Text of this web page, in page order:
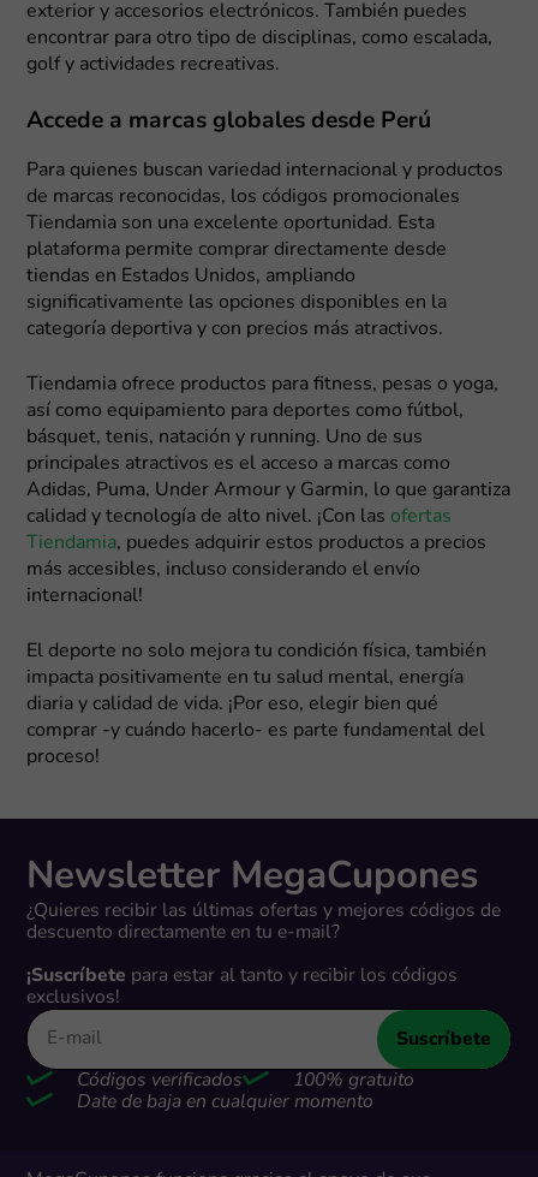
exterior y accesorios electrónicos. También puedes
encontrar para otro tipo de disciplinas, como escalada,
golf y actividades recreativas.
Accede a marcas globales desde Perú
Para quienes buscan variedad internacional y productos
de marcas reconocidas, los códigos promocionales
Tiendamia son una excelente oportunidad. Esta
plataforma permite comprar directamente desde
tiendas en Estados Unidos, ampliando
significativamente las opciones disponibles en la
categoría deportiva y con precios más atractivos.
Tiendamia ofrece productos para fitness, pesas o yoga,
así como equipamiento para deportes como fútbol,
básquet, tenis, natación y running. Uno de sus
principales atractivos es el acceso a marcas como
Adidas, Puma, Under Armour y Garmin, lo que garantiza
calidad y tecnología de alto nivel. ¡Con las ofertas
Tiendamia, puedes adquirir estos productos a precios
más accesibles, incluso considerando el envío
internacional!
El deporte no solo mejora tu condición física, también
impacta positivamente en tu salud mental, energía
diaria y calidad de vida. ¡Por eso, elegir bien qué
comprar -y cuándo hacerlo- es parte fundamental del
proceso!
Newsletter MegaCupones
¿Quieres recibir las últimas ofertas y mejores códigos de
descuento directamente en tu e-mail?
¡Suscríbete para estar al tanto y recibir los códigos
exclusivos!
Suscríbete
Códigos verificados
100% gratuito
Date de baja en cualquier momento